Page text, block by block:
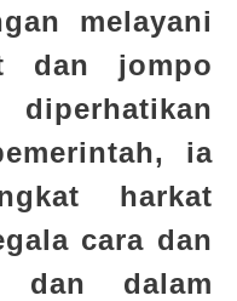
melayani
dan jompo
ia
harkat
cara dan
dan dalam